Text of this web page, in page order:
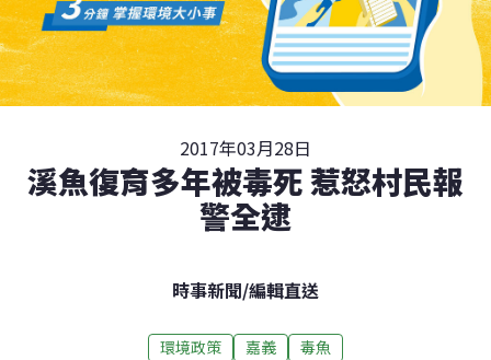
2017年03月28日
溪魚復育多年被毒死 惹怒村民報
警全逮
時事新聞/編輯直送
環境政策 嘉義 毒魚